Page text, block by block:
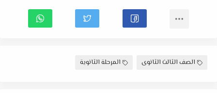
الصف الثالث الثانوى المرحلة الثانوية